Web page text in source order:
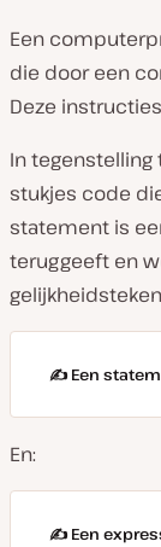
Een
die door een
Deze
In
stukjes code
statement is
teruggeeft en
✍️ Een
En:
✍️ Een